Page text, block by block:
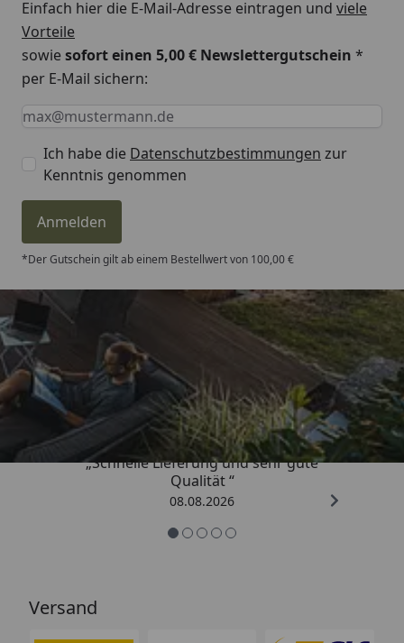
Einfach hier die E-Mail-Adresse eintragen und viele
Vorteile
sowiesofort einen 5,00 € Newslettergutschein *
per E-Mail sichern:
Keine Eingabe erforderlich
Eingabe erforderlich
E-Mail *
Ich habe die Datenschutzbestimmungen zur
Kenntnis genommen
Anmelden
*Der Gutschein gilt ab einem Bestellwert von 100,00 €
Trusted Shops
4,81/ 5
„Schnelle Lieferung und sehr gute
Qualität “
08.08.2026
Versand